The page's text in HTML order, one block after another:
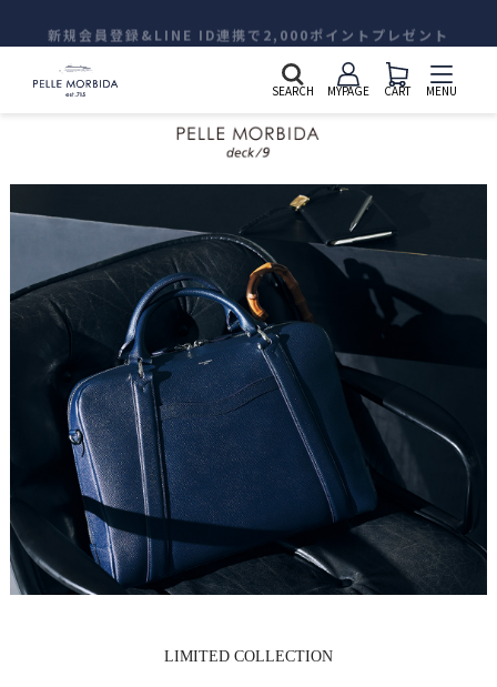
新規会員登録&LINE ID連携で2,000ポイントプレゼント
SEARCH MYPAGE CART MENU
LIMITED COLLECTION